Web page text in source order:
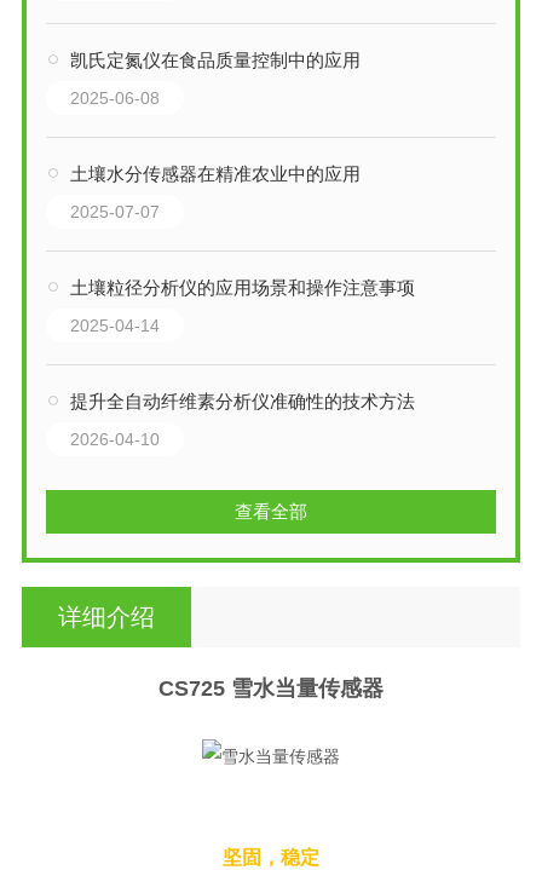
凯氏定氮仪在食品质量控制中的应用
2025-06-08
土壤水分传感器在精准农业中的应用
2025-07-07
土壤粒径分析仪的应用场景和操作注意事项
2025-04-14
提升全自动纤维素分析仪准确性的技术方法
2026-04-10
查看全部
详细介绍
CS725 雪水当量传感器
坚固，稳定